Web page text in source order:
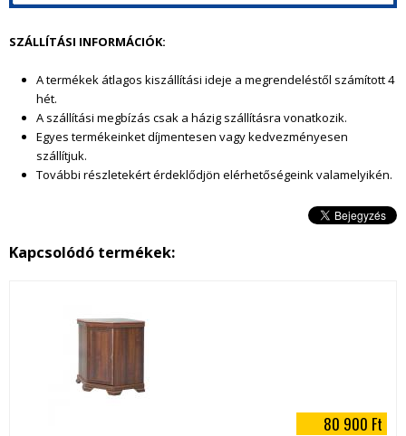
e
l
p
SZÁLLÍTÁSI INFORMÁCIÓK:
A termékek átlagos kiszállítási ideje a megrendeléstől számított 4
hét.
A szállítási megbízás csak a házig szállításra vonatkozik.
Egyes termékeinket díjmentesen vagy kedvezményesen
szállítjuk.
További részletekért érdeklődjön elérhetőségeink valamelyikén.
Kapcsolódó termékek:
80 900 Ft